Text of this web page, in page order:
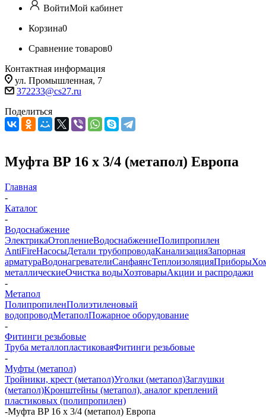
ВойтиМой кабинет
Корзина0
Сравнение товаров0
Контактная информация
ул. Промышленная, 7
372233@cs27.ru
Поделиться
Муфта BP 16 х 3/4 (метапол) Европа
Главная
-
Каталог
-
Водоснабжение
ЭлектрикаОтоплениеВодоснабжениеПолипропилен
AntiFireНасосыДетали трубопроводаКанализацияЗапорная
арматураВодонагревателиСанфаянсТеплоизоляцияПриборы
металлическиеОчистка водыХозтоварыАкции и распродажи
-
Метапол
ПолипропиленПолиэтиленовый
водопроводМетаполПожарное оборудование
-
Фитинги резьбовые
Труба металлопластиковаяФитинги резьбовые
-
Муфты (метапол)
Тройники, крест (метапол)Уголки (метапол)Заглушки
(метапол)Кронштейны (метапол), аналог креплений
пластиковых (полипропилен)
-Муфта BP 16 х 3/4 (метапол) Европа